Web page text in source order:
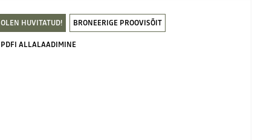
OLEN HUVITATUD! BRONEERIGE PROOVISÕIT
PDFI ALLALAADIMINE